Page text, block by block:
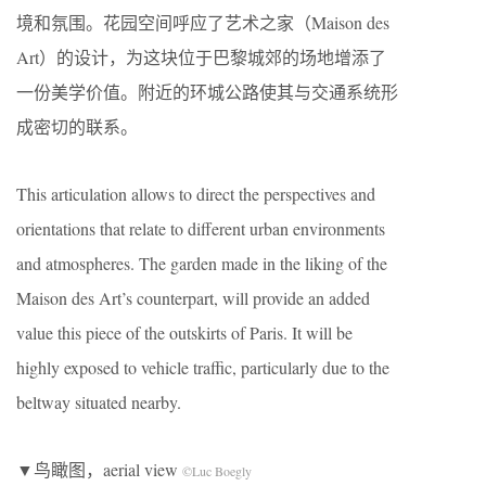
境和氛围。花园空间呼应了艺术之家（Maison des
Art）的设计，为这块位于巴黎城郊的场地增添了
一份美学价值。附近的环城公路使其与交通系统形
成密切的联系。
This articulation allows to direct the perspectives and
orientations that relate to different urban environments
and atmospheres. The garden made in the liking of the
Maison des Art’s counterpart, will provide an added
value this piece of the outskirts of Paris. It will be
highly exposed to vehicle traffic, particularly due to the
beltway situated nearby.
▼鸟瞰图，aerial view ©Luc Boegly